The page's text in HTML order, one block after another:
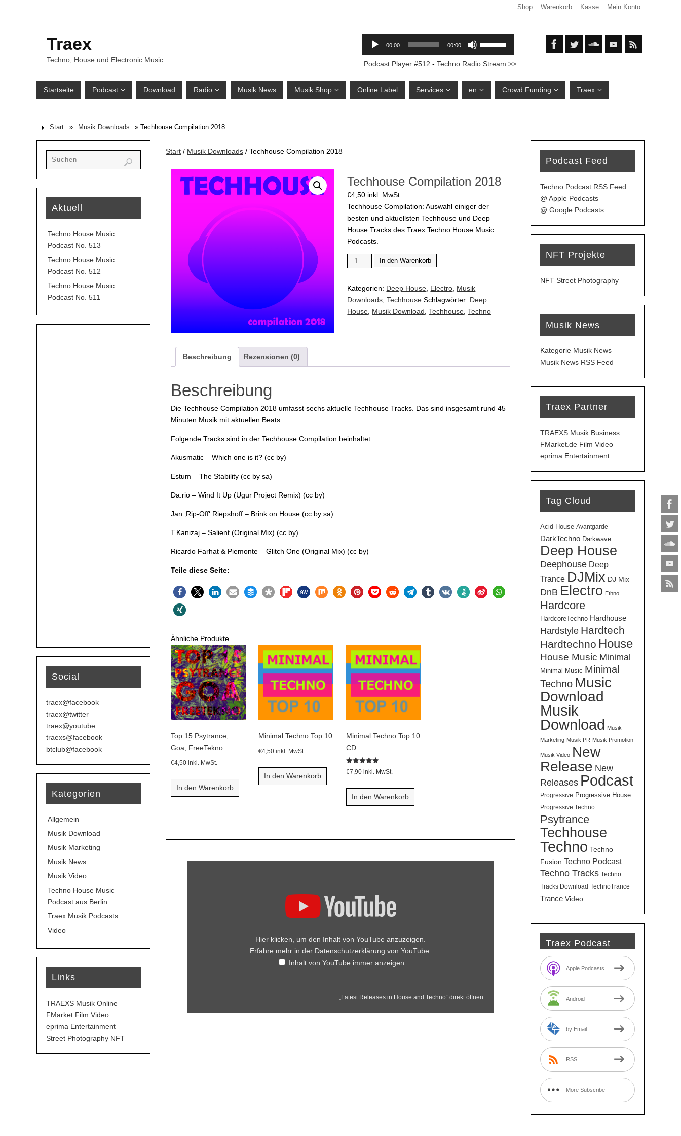
Shop Warenkorb Kasse Mein Konto
Traex
Techno, House und Electronic Music Podcast Player #512 - Techno Radio Stream >>
Startseite Podcast Download Radio Musik News Musik Shop Online Label Services en Crowd Funding Traex
Start » Musik Downloads » Techhouse Compilation 2018
Start / Musik Downloads / Techhouse Compilation 2018
Techhouse Compilation 2018
€4,50 inkl. MwSt.
Techhouse Compilation: Auswahl einiger der
besten und aktuellsten Techhouse und Deep
House Tracks des Traex Techno House Music
Podcasts.
In den Warenkorb
Kategorien: Deep House Electro Musik
Downloads ,Techhouse Schlagwörter: Deep
House Musik Download ,Techhouse ,Techno
Beschreibung Rezensionen (0)
Beschreibung
Die Techhouse Compilation 2018 umfasst sechs aktuelle Techhouse Tracks. Das sind insgesamt rund 45
Minuten Musik mit aktuellen Beats.
Folgende Tracks sind in der Techhouse Compilation beinhaltet:
Akusmatic – Which one is it? (cc by)
Estum – The Stability (cc by sa)
Da.rio – Wind It Up (Ugur Project Remix) (cc by)
Jan ‚Rip-Off‘ Riepshoff – Brink on House (cc by sa)
T.Kanizaj – Salient (Original Mix) (cc by)
Ricardo Farhat & Piemonte – Glitch One (Original Mix) (cc by)
Teile diese Seite:
Ähnliche Produkte
Top 15 Psytrance,
Goa, FreeTekno
€4,50 inkl. MwSt.
In den Warenkorb
Minimal Techno Top 10
€4,50 inkl. MwSt.
In den Warenkorb
Minimal Techno Top 10
CD
Bewertet mit
5.00
€7,90 inkl. MwSt.
In den Warenkorb
Hier klicken, um den Inhalt von YouTube anzuzeigen.
Erfahre mehr in der Datenschutzerklärung von YouTube
Inhalt von YouTube immer anzeigen
„Latest Releases in House and Techno“ direkt öffnen
Aktuell
Techno House Music
Podcast No. 513
Techno House Music
Podcast No. 512
Techno House Music
Podcast No. 511
Social
traex@facebook
traex@twitter
traex@youtube
traexs@facebook
btclub@facebook
Kategorien
Allgemein
Musik Download
Musik Marketing
Musik News
Musik Video
Techno House Music
Podcast aus Berlin
Traex Musik Podcasts
Video
Links
TRAEXS Musik Online
FMarket Film Video
eprima Entertainment
Street Photography NFT
Podcast Feed
Techno Podcast RSS Feed
@ Apple Podcasts
@ Google Podcasts
NFT Projekte
NFT Street Photography
Musik News
Kategorie Musik News
Musik News RSS Feed
Traex Partner
TRAEXS Musik Business
FMarket.de Film Video
eprima Entertainment
Tag Cloud
Acid House Avantgarde
DarkTechno Darkwave
Deep House
Deephouse Deep
Trance DJMix DJ Mix
DnB Electro Ethno
Hardcore
HardcoreTechno Hardhouse
Hardstyle Hardtech
Hardtechno House
House Music Minimal
Minimal Music Minimal
Techno Music
Download
Musik
Download Musik
Marketing Musik PR Musik Promotion
Musik Video New
Release New
Releases Podcast
Progressive Progressive House
Progressive Techno
Psytrance
Techhouse
Techno Techno
Fusion Techno Podcast
Techno Tracks Techno
Tracks Download TechnoTrance
Trance Video
Traex Podcast
Apple Podcasts
Android
by Email
RSS
More Subscribe
Options